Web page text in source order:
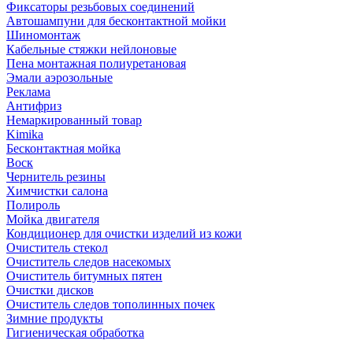
Фиксаторы резьбовых соединений
Автошампуни для бесконтактной мойки
Шиномонтаж
Кабельные стяжки нейлоновые
Пена монтажная полиуретановая
Эмали аэрозольные
Реклама
Антифриз
Немаркированный товар
Kimika
Бесконтактная мойка
Воск
Чернитель резины
Химчистки салона
Полироль
Мойка двигателя
Кондиционер для очистки изделий из кожи
Очиститель стекол
Очиститель следов насекомых
Очиститель битумных пятен
Очистки дисков
Очиститель следов тополинных почек
Зимние продукты
Гигиеническая обработка